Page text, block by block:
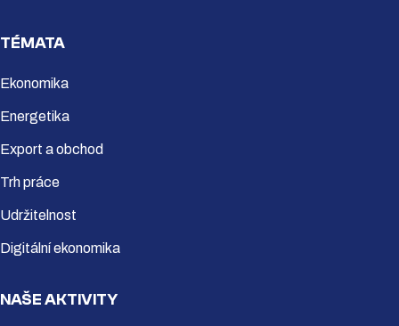
TÉMATA
Ekonomika
Energetika
Export a obchod
Trh práce
Udržitelnost
Digitální ekonomika
NAŠE AKTIVITY